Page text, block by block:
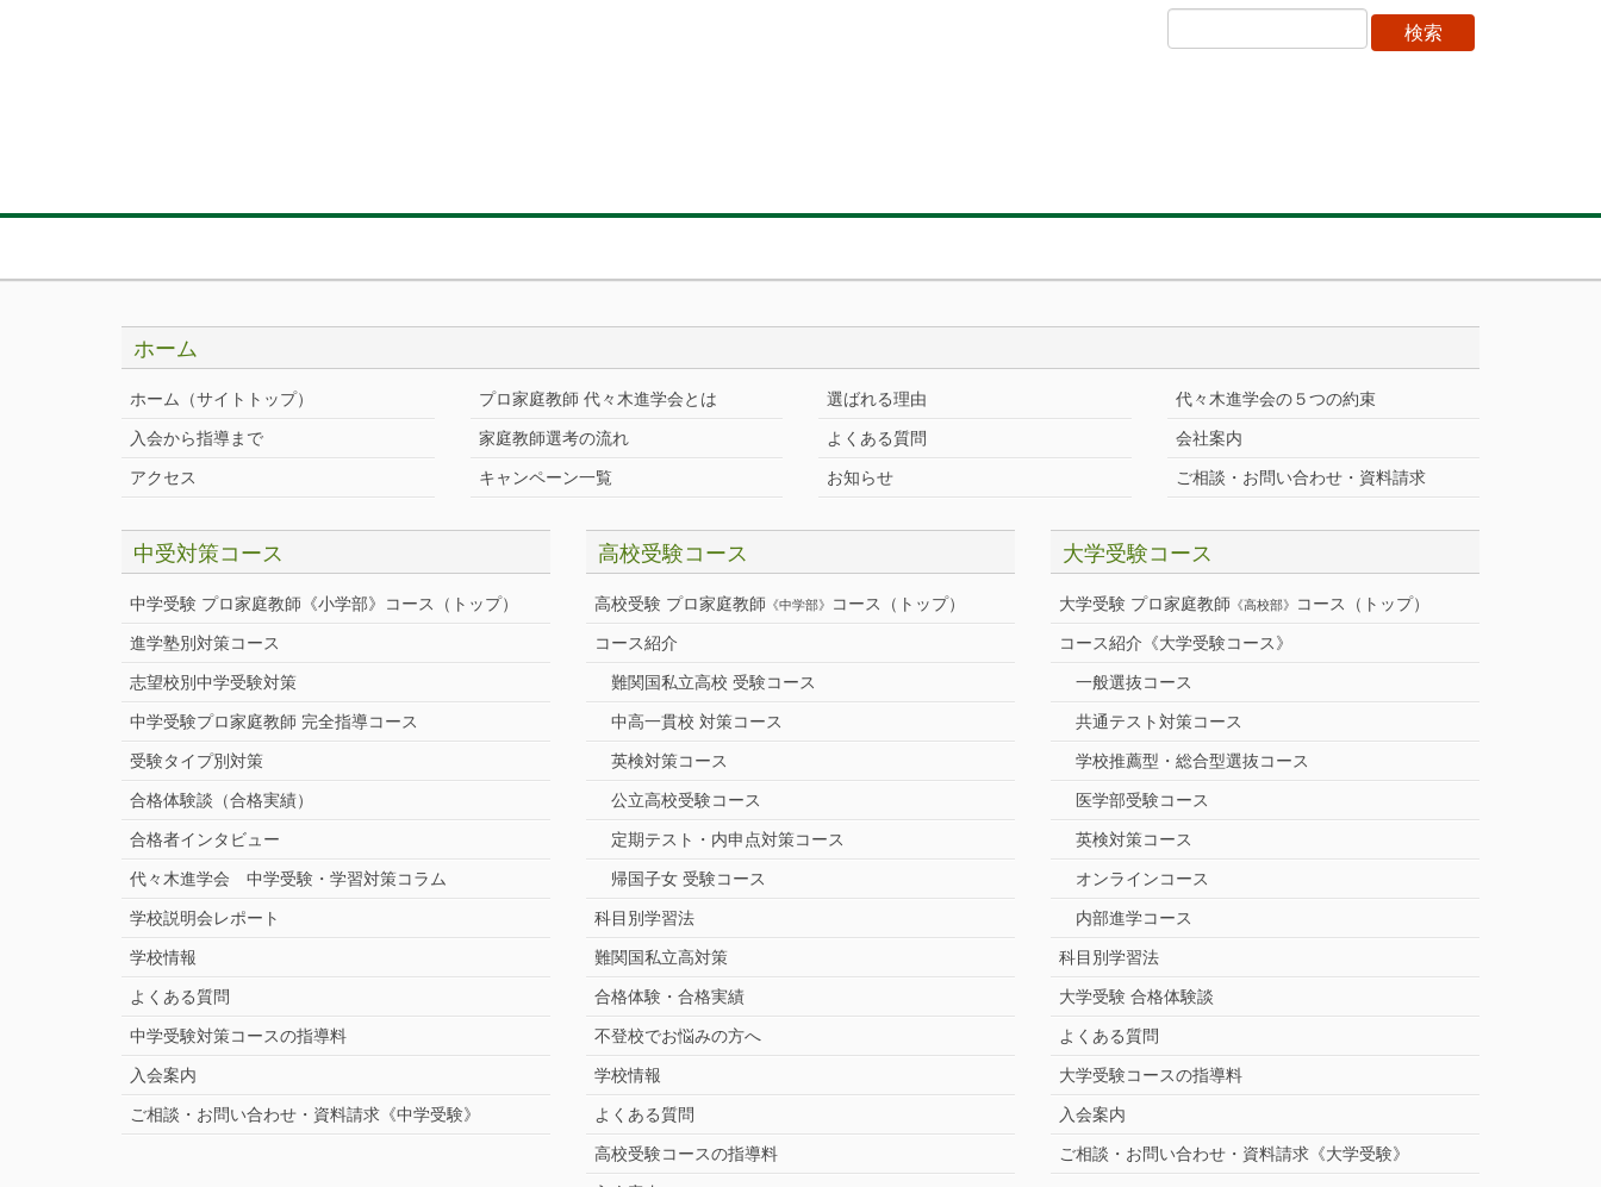
ホーム
ホーム（サイトトップ） プロ家庭教師 代々木進学会とは 選ばれる理由 代々木進学会の５つの約束
入会から指導まで 家庭教師選考の流れ よくある質問 会社案内
アクセス キャンペーン一覧 お知らせ ご相談・お問い合わせ・資料請求
中受対策コース
中学受験 プロ家庭教師《小学部》 コース （トップ）
進学塾別対策コース
志望校別中学受験対策
中学受験プロ家庭教師 完全指導コース
受験タイプ別対策
合格体験談（合格実績）
合格者インタビュー
代々木進学会 中学受験・学習対策コラム
学校説明会レポート
学校情報
よくある質問
中学受験対策コースの指導料
入会案内
ご相談・お問い合わせ・資料請求《中学受験》
高校受験コース
高校受験 プロ家庭教師 《中学部》 コース（トップ）
コース紹介
難関国私立高校 受験コース
中高一貫校 対策コース
英検対策コース
公立高校受験コース
定期テスト・内申点対策コース
帰国子女 受験コース
科目別学習法
難関国私立高対策
合格体験・合格実績
不登校でお悩みの方へ
学校情報
よくある質問
高校受験コースの指導料
大学受験コース
大学受験 プロ家庭教師 《高校部》 コース（トップ）
コース紹介《大学受験コース》
一般選抜コース
共通テスト対策コース
学校推薦型・総合型選抜コース
医学部受験コース
英検対策コース
オンラインコース
内部進学コース
科目別学習法
大学受験 合格体験談
よくある質問
大学受験コースの指導料
入会案内
ご相談・お問い合わせ・資料請求《大学受験》